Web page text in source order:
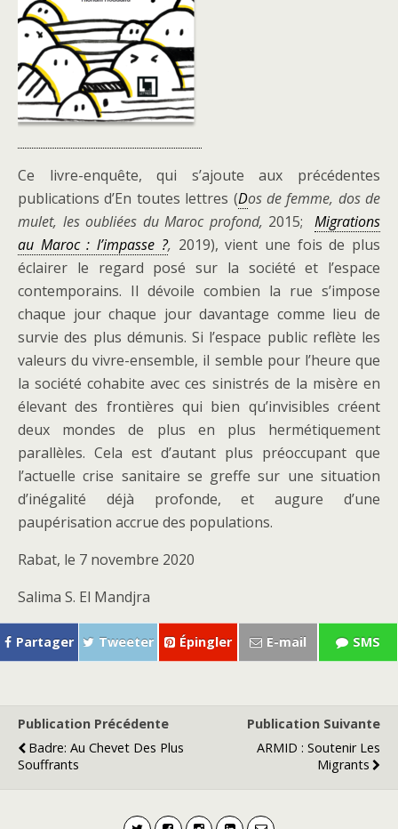
Ce livre-enquête, qui s’ajoute aux précédentes
publications d’En toutes lettres (Dos de femme, dos de
mulet, les oubliées du Maroc profond, 2015;
Migrations
au Maroc : l’impasse ?, 2019), vient une fois de plus
éclairer le regard posé sur la société et l’espace
contemporains. Il dévoile combien la rue s’impose
chaque jour chaque jour davantage comme lieu de
survie des plus démunis. Si l’espace public reflète les
valeurs du vivre-ensemble, il semble pour l’heure que
la société cohabite avec ces sinistrés de la misère en
élevant des frontières qui bien qu’invisibles créent
deux mondes de plus en plus hermétiquement
parallèles. Cela est d’autant plus préoccupant que
l’actuelle crise sanitaire se greffe sur une situation
d’inégalité déjà profonde, et augure d’une
paupérisation accrue des populations.
Rabat, le 7 novembre 2020
Salima S. El Mandjra
Partager Tweeter Épingler E-mail SMS
Publication Précédente
Badre: Au Chevet Des Plus
Souffrants
Publication Suivante
ARMID : Soutenir Les
Migrants